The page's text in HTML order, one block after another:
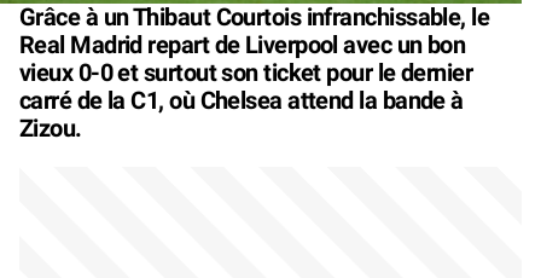
Grâce à un Thibaut Courtois infranchissable, le
Real Madrid repart de Liverpool avec un bon
vieux 0-0 et surtout son ticket pour le dernier
carré de la C1, où Chelsea attend la bande à
Zizou.